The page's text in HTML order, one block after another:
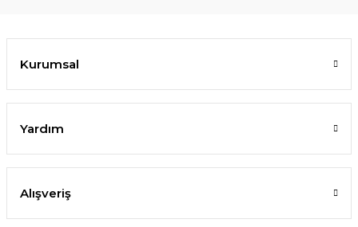
Kurumsal
Yardım
Alışveriş